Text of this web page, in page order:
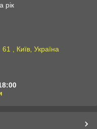
рік
, Київ, Україна